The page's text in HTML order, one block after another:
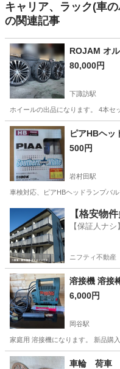
キャリア、ラック(車
の関連記事
ROJAM オ
80,000円
下諏訪駅
ホイールの出品になります。 4本セ
長野 諏訪郡 下諏訪駅
ピアHBヘッ
500円
岩村田駅
車検対応、ピアHBヘッドランプバ
佐久市 岩村田駅
【格安物
【保証人ナ
ニフティ不動産
溶接機
6,000円
岡谷駅
家庭用 溶接機になります。 新品購
長野 岡谷市 岡谷駅
車輪 荷車